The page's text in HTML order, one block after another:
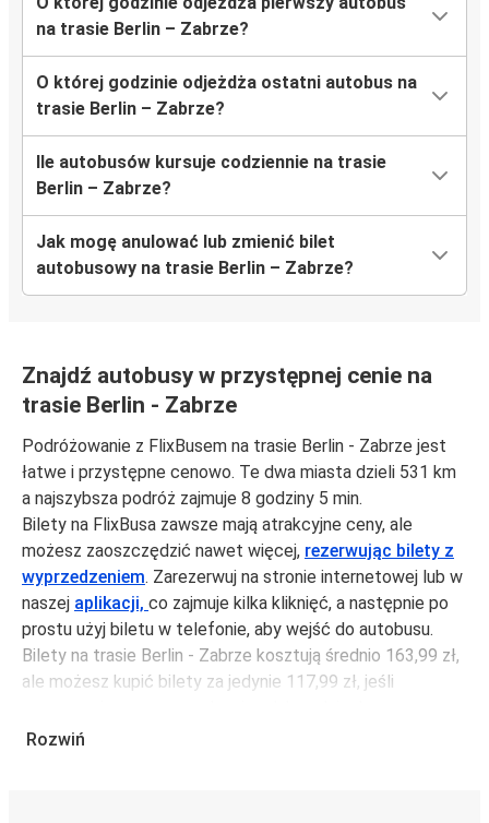
na trasie Berlin – Zabrze?
O której godzinie odjeżdża ostatni autobus na
trasie Berlin – Zabrze?
Ile autobusów kursuje codziennie na trasie
Berlin – Zabrze?
Jak mogę anulować lub zmienić bilet
autobusowy na trasie Berlin – Zabrze?
Znajdź autobusy w przystępnej cenie na
trasie Berlin - Zabrze
Podróżowanie z FlixBusem na trasie Berlin - Zabrze jest
łatwe i przystępne cenowo. Te dwa miasta dzieli 531 km
a najszybsza podróż zajmuje 8 godziny 5 min.
Bilety na FlixBusa zawsze mają atrakcyjne ceny, ale
możesz zaoszczędzić nawet więcej, rezerwując bilety z
wyprzedzeniem. Zarezerwuj na stronie internetowej lub w
naszej aplikacji, co zajmuje kilka kliknięć, a następnie po
prostu użyj biletu w telefonie, aby wejść do autobusu.
Bilety na trasie Berlin - Zabrze kosztują średnio 163,99 zł,
ale możesz kupić bilety za jedynie 117,99 zł, jeśli
unikając weekendów i świąt. Aby podróżować szybko,
Rozwiń